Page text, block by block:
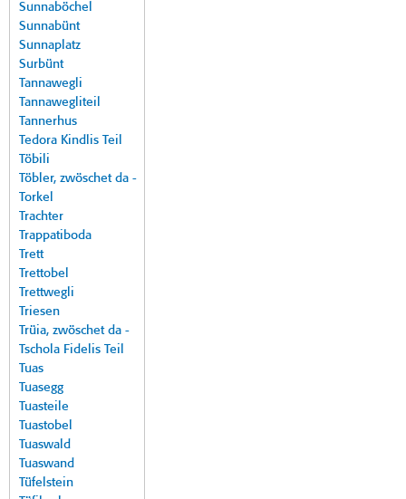
Sunnaböchel
Sunnabünt
Sunnaplatz
Surbünt
Tannawegli
Tannawegliteil
Tannerhus
Tedora Kindlis Teil
Töbili
Töbler, zwöschet da -
Torkel
Trachter
Trappatiboda
Trett
Trettobel
Trettwegli
Triesen
Trüia, zwöschet da -
Tschola Fidelis Teil
Tuas
Tuasegg
Tuasteile
Tuastobel
Tuaswald
Tuaswand
Tüfelstein